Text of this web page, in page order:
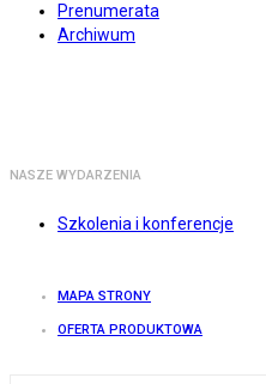
Prenumerata
Archiwum
NASZE WYDARZENIA
Szkolenia i konferencje
MAPA STRONY
OFERTA PRODUKTOWA